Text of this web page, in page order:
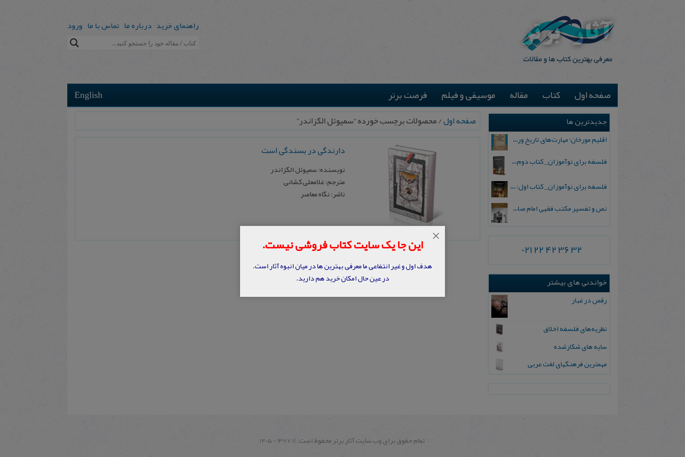
راهنمای خرید درباره ما تماس با ما ورود
English صفحه اول کتاب مقاله موسیقی و فیلم فرصت برتر
صفحه اول/ محصولات برچسب خورده “سمیوئل الگزاندر”
دارندگی در بسندگی است
نویسنده: سمیوئل الگزاندر
مترجم: غلامعلی کشانی
ناشر: نگاه معاصر
جدیدترین ها
اقلیم مورخان؛ مهارت‌های تاریخ ورزی علمی
فلسفه برای نوآموزان_ کتاب دوم: پرسش درباره واقعیت و معرفت
فلسفه برای نوآموزان_ کتاب اول: تردید در باورهای رایج
نص و تفسیر مکتب فقهی امام صادق علیه السلام
021 22 42 36 32
خواندنی های بیشتر
رقص در غبار
نظریه‌های فلسفه اخلاق
سایه‌ های شكارشده
مهمترین فرهنگهای لغت عربی
این جا یک سایت کتاب فروشی نیست.
هدف اول و غیر انتفاعی ما معرفی بهترین ها در میان انبوه آثار است.
در عین حال امکان خرید هم دارید.
×
تمام حقوق برای وب سايت آثار برتر محفوظ است. ©